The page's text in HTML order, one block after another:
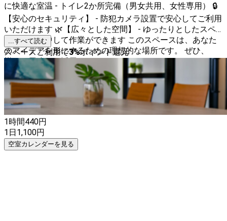
に快適な室温 - トイレ2か所完備（男女共用、女性専用） 🔒
【安心のセキュリティ】 - 防犯カメラ設置で安心してご利用
いただけます 🌿【広々とした空間】 - ゆったりとしたスペ
ースで、集中して作業ができます このスペースは、あなた
のアイデアを形にするための理想的な場所です。 ぜひ、
様々な用途でご活用ください！✨
...すべて読む
スペースご利用で3%ポイント還元
1時間440円
1日1,100円
空室カレンダーを見る